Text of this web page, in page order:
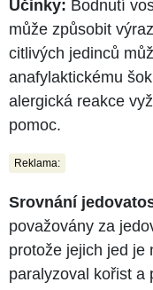
Účinky: Bodnutí
může způsobit
citlivých jedinců
anafylaktickému
alergická reakce
pomoc.
Reklama:
Srovnání
považovány za
protože jejich jed je
paralyzoval kořist a